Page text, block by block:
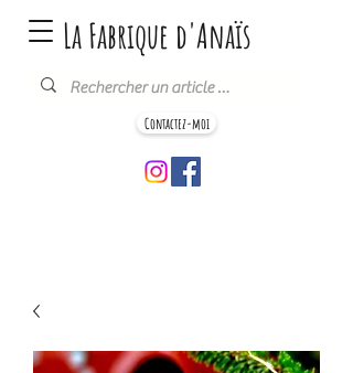
Contactez-moi
La Fabrique d'Anaïs